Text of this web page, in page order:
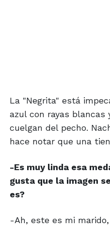
La "Negrita" está
azul con rayas blancas
cuelgan del pecho.
hace notar que una
-Es muy linda esa
gusta que la imagen
es?
-Ah, este es mi